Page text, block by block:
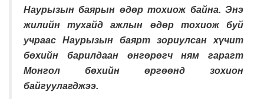
Наурызын баярын өдөр тохиож байна. Энэ
жилийн тухайд ажлын өдөр тохиож буй
учраас Наурызын баярт зориулсан хүчит
бөхийн барилдаан өнгөрөгч ням гарагт
Монгол бөхийн өргөөнд зохион
байгуулагджээ.